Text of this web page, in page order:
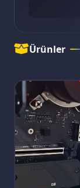
Ürünler